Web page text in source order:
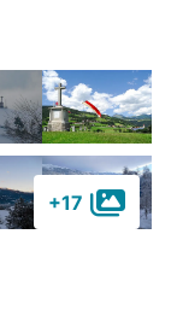
+17